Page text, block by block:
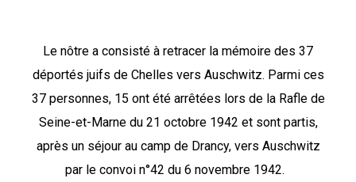
Le nôtre a consisté à retracer la mémoire des 37
déportés juifs de Chelles vers Auschwitz. Parmi ces
37 personnes, 15 ont été arrêtées lors de la Rafle de
Seine-et-Marne du 21 octobre 1942 et sont partis,
après un séjour au camp de Drancy, vers Auschwitz
par le convoi n°42 du 6 novembre 1942.